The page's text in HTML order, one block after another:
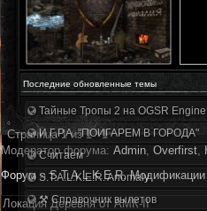
Последние обновленные темы
Тайные Тропы 2 на OGSR Engine
И.Г.Р.А. "ПОИГАРЕМ В ГОРОДА"
Считаем
S.T.A.L.K.E.R. Anomaly
⚒ Справочник вылетов
Страница1из1
1
Модератор форума: Аdmin, Overfirst,
Форум » S.T.A.L.K.E.R. Модификации
Локация Деревня от АМК-II